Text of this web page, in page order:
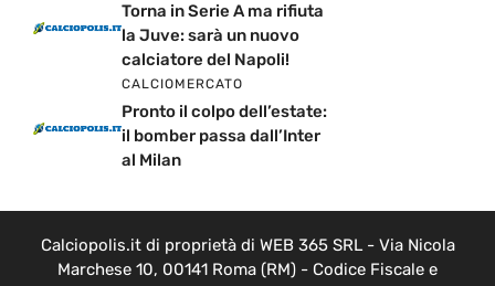
Torna in Serie A ma rifiuta
la Juve: sarà un nuovo
calciatore del Napoli!
CALCIOMERCATO
Pronto il colpo dell’estate:
il bomber passa dall’Inter
al Milan
Calciopolis.it di proprietà di WEB 365 SRL - Via Nicola
Marchese 10, 00141 Roma (RM) - Codice Fiscale e